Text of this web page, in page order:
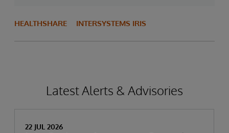
HEALTHSHARE INTERSYSTEMS IRIS
Latest Alerts & Advisories
22 JUL 2026